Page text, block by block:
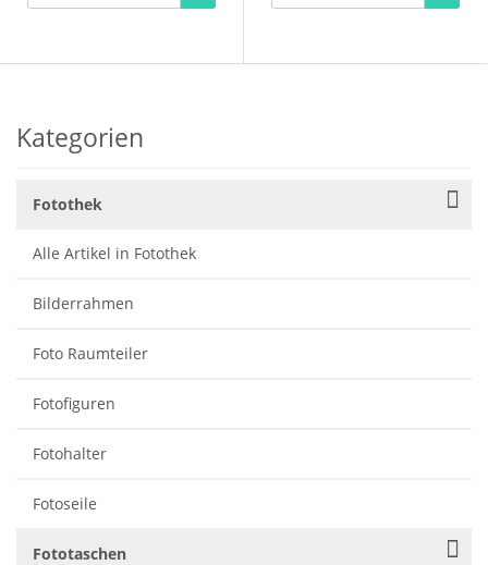
Kategorien
Fotothek
Alle Artikel in Fotothek
Bilderrahmen
Foto Raumteiler
Fotofiguren
Fotohalter
Fotoseile
Fototaschen